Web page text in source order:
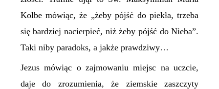
Kolbe mówiąc, że „żeby pójść do piekła, trzeba
się bardziej nacierpieć, niż żeby pójść do Nieba”.
Taki niby paradoks, a jakże prawdziwy…
Jezus mówiąc o zajmowaniu miejsc na uczcie,
daje do zrozumienia, że ziemskie zaszczyty